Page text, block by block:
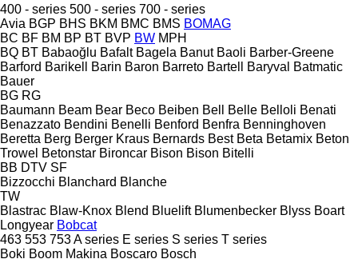
400 - series 500 - series 700 - series
Avia BGP BHS BKM BMC BMS BOMAG
BC BF BM BP BT BVP BW MPH
BQ BT Babaoğlu Bafalt Bagela Banut Baoli Barber-Greene
Barford Barikell Barin Baron Barreto Bartell Baryval
Batmatic
Bauer
BG RG
Baumann Beam Bear Beco Beiben Bell Belle Belloli Benati
Benazzato Bendini Benelli Benford Benfra Benninghoven
Beretta Berg Berger Kraus Bernards Best Beta Betamix Beton
Trowel Betonstar Bironcar Bison Bison Bitelli
BB DTV SF
Bizzocchi Blanchard Blanche
TW
Blastrac Blaw-Knox Blend Bluelift Blumenbecker Blyss Boart
Longyear Bobcat
463 553 753A series E series S series T series
Boki Boom Makina Boscaro Bosch